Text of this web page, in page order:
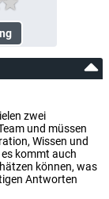
zwei
und müssen
Wissen und
kommt auch
können, was
Antworten